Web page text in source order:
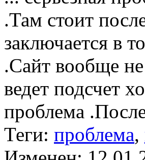
.Там стоит
заключается в
.Сайт вообще не
ведет подсчет
проблема
Теги: проблема,